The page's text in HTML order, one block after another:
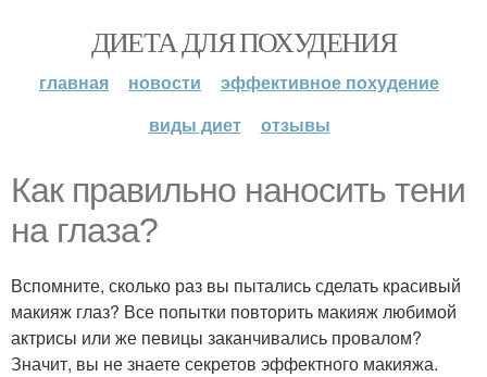
ДИЕТА ДЛЯ ПОХУДЕНИЯ
главная новости
эффективное похудение
виды диет
отзывы
Как правильно наносить тени
на глаза?
Вспомните, сколько раз вы пытались сделать красивый
макияж глаз? Все попытки повторить макияж любимой
актрисы или же певицы заканчивались провалом?
Значит, вы не знаете секретов эффектного макияжа.